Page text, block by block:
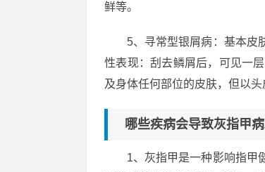
鲜等。
5、寻常型银屑病：基本皮
性表现：刮去鳞屑后，可见一
及身体任何部位的皮肤，但以
哪些疾病会导致灰指甲
1、灰指甲是一种影响指甲